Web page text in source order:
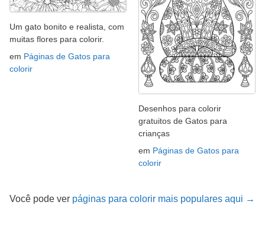
Um gato bonito e realista, com
muitas flores para colorir.
em Páginas de Gatos para
colorir
Desenhos para colorir
gratuitos de Gatos para
crianças
em Páginas de Gatos para
colorir
Você pode ver páginas para colorir mais populares aqui →